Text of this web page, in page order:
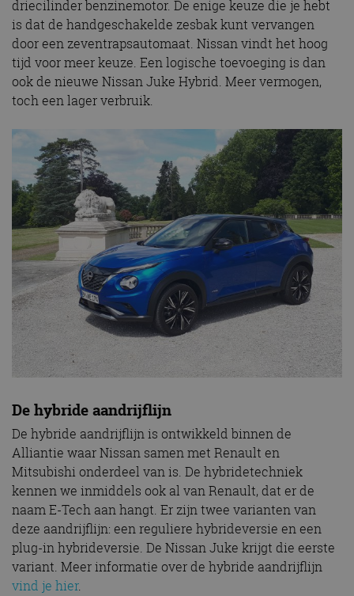
driecilinder benzinemotor. De enige keuze die je hebt
is dat de handgeschakelde zesbak kunt vervangen
door een zeventrapsautomaat. Nissan vindt het hoog
tijd voor meer keuze. Een logische toevoeging is dan
ook de nieuwe Nissan Juke Hybrid. Meer vermogen,
toch een lager verbruik.
De hybride aandrijflijn
De hybride aandrijflijn is ontwikkeld binnen de
Alliantie waar Nissan samen met Renault en
Mitsubishi onderdeel van is. De hybridetechniek
kennen we inmiddels ook al van Renault, dat er de
naam E-Tech aan hangt. Er zijn twee varianten van
deze aandrijflijn: een reguliere hybrideversie en een
plug-in hybrideversie. De Nissan Juke krijgt die eerste
variant. Meer informatie over de hybride aandrijflijn
vind je hier.